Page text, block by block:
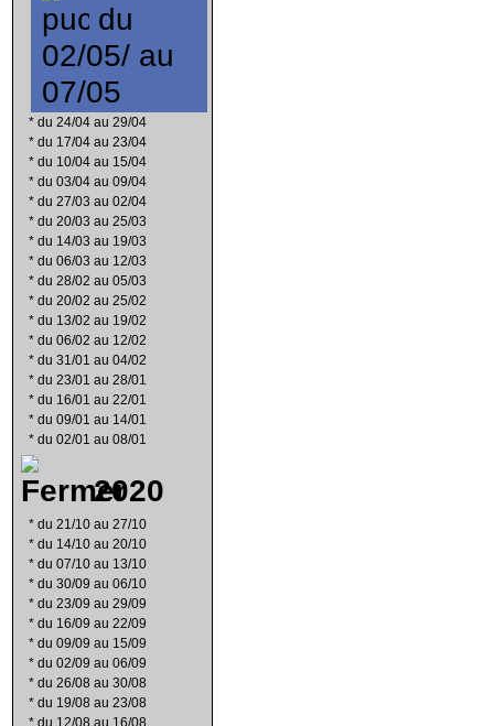
du
02/05/ au
07/05
* du 24/04 au 29/04
* du 17/04 au 23/04
* du 10/04 au 15/04
* du 03/04 au 09/04
* du 27/03 au 02/04
* du 20/03 au 25/03
* du 14/03 au 19/03
* du 06/03 au 12/03
* du 28/02 au 05/03
* du 20/02 au 25/02
* du 13/02 au 19/02
* du 06/02 au 12/02
* du 31/01 au 04/02
* du 23/01 au 28/01
* du 16/01 au 22/01
* du 09/01 au 14/01
* du 02/01 au 08/01
2020
* du 21/10 au 27/10
* du 14/10 au 20/10
* du 07/10 au 13/10
* du 30/09 au 06/10
* du 23/09 au 29/09
* du 16/09 au 22/09
* du 09/09 au 15/09
* du 02/09 au 06/09
* du 26/08 au 30/08
* du 19/08 au 23/08
* du 12/08 au 16/08